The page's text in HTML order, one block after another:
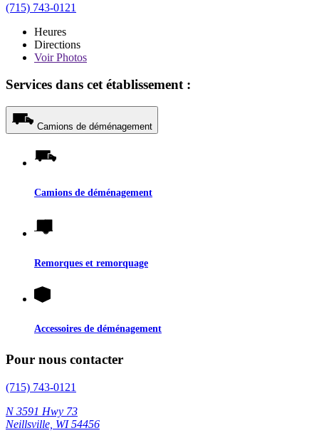
(715) 743-0121
Heures
Directions
VoirPhotos
Services dans cet établissement :
Camions de déménagement
Camions de déménagement
Remorques et remorquage
Accessoires de déménagement
Pour nous contacter
(715) 743-0121
N 3591 Hwy 73
Neillsville, WI 54456